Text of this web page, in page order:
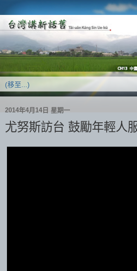
2014年4月14日 星期一
尤努斯訪台 鼓勵年輕人